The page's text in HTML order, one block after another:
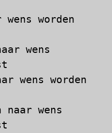
worden
wens
wens worden
naar wens